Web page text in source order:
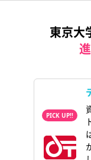
東京大